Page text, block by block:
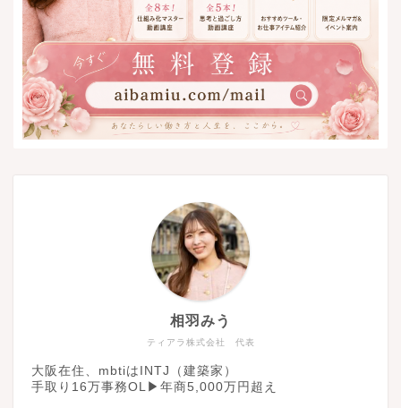
ティアラ株式会社 代表
相羽みう
大阪在住、mbtiはINTJ（建築家）
手取り16万事務OL▶︎年商5,000万円超え